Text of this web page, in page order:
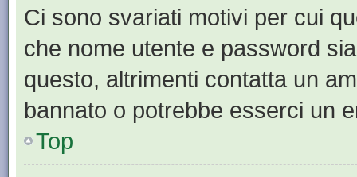
Ci sono svariati motivi per cui
che nome utente e password
questo, altrimenti contatta un
bannato o potrebbe esserci un
Top